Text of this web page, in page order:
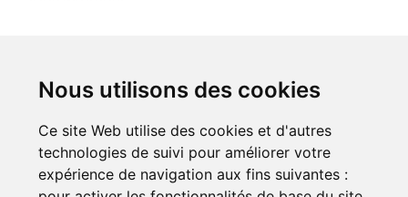
Nous utilisons des cookies
Ce site Web utilise des cookies et d'autres
technologies de suivi pour améliorer votre
expérience de navigation aux fins suivantes :
Nos valeurs
L'équipe
Références
Qualifications
Actualités